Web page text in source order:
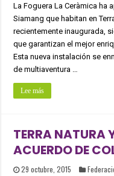
La Foguera La Ceràmica ha
Siamang que habitan en
recientemente inaugurada,
que garantizan el mejor
Esta nueva instalación se
de multiaventura …
Lee más
TERRA NATURA
ACUERDO DE
29 octubre, 2015